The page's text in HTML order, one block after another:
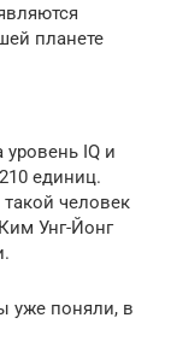
планете
IQ и
единиц.
человек
Унг-Йонг
уже поняли, в